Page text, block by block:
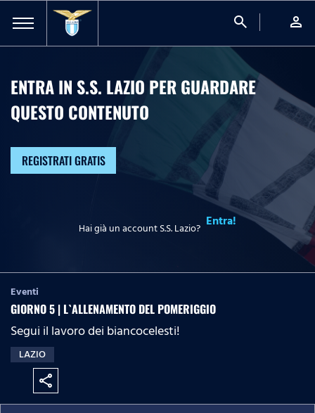
search person
ENTRA IN S.S. LAZIO PER GUARDARE
QUESTO CONTENUTO
REGISTRATI GRATIS
Hai già un account S.S. Lazio? Entra!
Eventi
GIORNO 5 | L`ALLENAMENTO DEL POMERIGGIO
Segui il lavoro dei biancocelesti!
LAZIO
share